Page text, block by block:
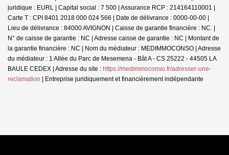
juridique : EURL | Capital social : 7 500 | Assurance RCP : 214164110001 |
Carte T : CPI 8401 2018 000 024 566 | Date de délivrance : 0000-00-00 |
Lieu de délivrance : 84000 AVIGNON | Caisse de garantie financière : NC. |
N° de caisse de garantie : NC | Adresse caisse de garantie : NC | Montant de
la garantie financière : NC | Nom du médiateur : MEDIMMOCONSO | Adresse
du médiateur : 1 Allée du Parc de Mesemena - Bât A - CS 25222 - 44505 LA
BAULE CEDEX | Adresse du site : https://medimmoconso.fr/adresser-une-
reclamation | Entreprise juridiquement et financièrement indépendante